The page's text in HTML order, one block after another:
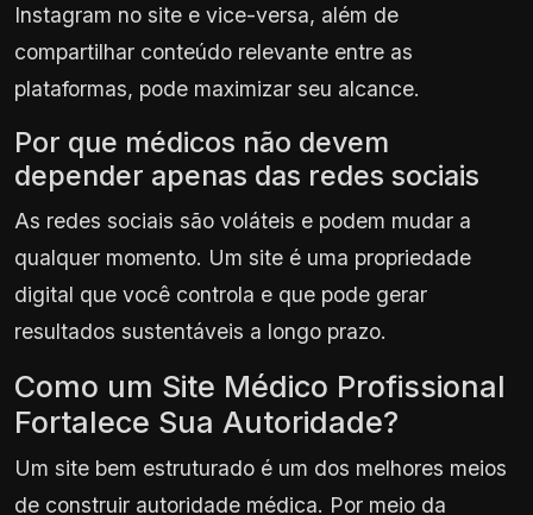
Instagram no site e vice-versa, além de
compartilhar conteúdo relevante entre as
plataformas, pode maximizar seu alcance.
Por que médicos não devem
depender apenas das redes sociais
As redes sociais são voláteis e podem mudar a
qualquer momento. Um site é uma propriedade
digital que você controla e que pode gerar
resultados sustentáveis a longo prazo.
Como um Site Médico Profissional
Fortalece Sua Autoridade?
Um site bem estruturado é um dos melhores meios
de construir autoridade médica. Por meio da